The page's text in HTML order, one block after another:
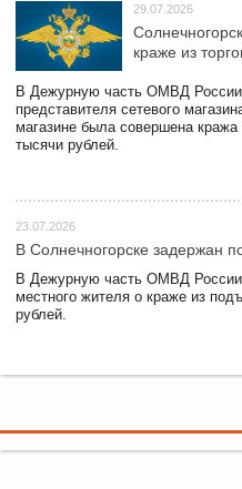
29.07.2026
краже из
В Дежурную часть ОМВД России
представителя сетевого
магазине была совершена
тысячи рублей.
23.07.2026
В Солнечногорске задержан
В Дежурную часть ОМВД России
местного жителя о краже из
рублей.